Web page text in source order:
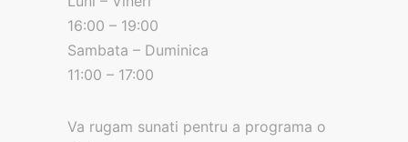
16:00 – 19:00
Sambata – Duminica
11:00 – 17:00
Va rugam sunati pentru a programa o